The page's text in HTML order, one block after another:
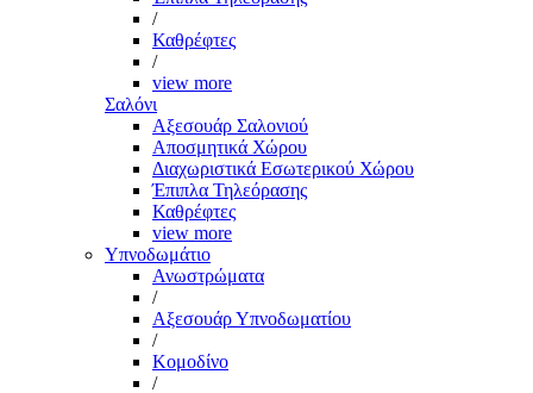
/
Καθρέφτες
/
view more
Σαλόνι
Αξεσουάρ Σαλονιού
Αποσμητικά Χώρου
Διαχωριστικά Εσωτερικού Χώρου
Έπιπλα Τηλεόρασης
Καθρέφτες
view more
Υπνοδωμάτιο
Ανωστρώματα
/
Αξεσουάρ Υπνοδωματίου
/
Κομοδίνο
/